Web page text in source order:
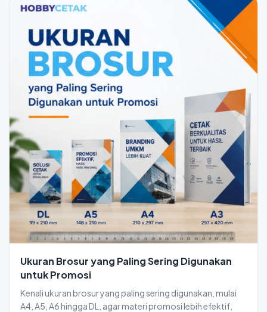
Ukuran Brosur yang Paling Sering Digunakan
untuk Promosi
Kenali ukuran brosur yang paling sering digunakan, mulai
A4, A5, A6 hingga DL, agar materi promosi lebih efektif,